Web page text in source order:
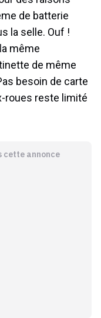
de batterie
la selle. Ouf !
même
de même
besoin de carte
roues reste limité
annonce